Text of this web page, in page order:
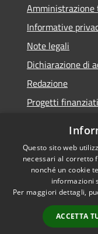
Informative
Note legali
Dichiarazione di
Redazione
Progetti finanziati
RSS
Accessibilità
Privacy
Mappa del sito
Questo sito web
necessari al corretto
nonché un cookie
informazioni
Per maggiori dettagli,
ACCETTA